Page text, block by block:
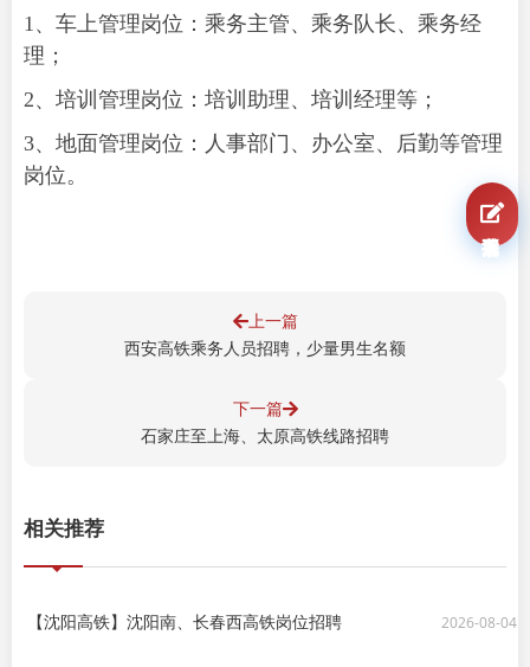
1、车上管理岗位：乘务主管、乘务队长、乘务经
理；
2、培训管理岗位：培训助理、培训经理等；
3、地面管理岗位：人事部门、办公室、后勤等管理
岗位。
上一篇
西安高铁乘务人员招聘，少量男生名额
下一篇
石家庄至上海、太原高铁线路招聘
相关推荐
【沈阳高铁】沈阳南、长春西高铁岗位招聘 2026-08-04
我要报名